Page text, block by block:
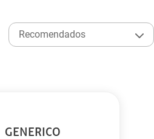
Recomendados
GENERICO